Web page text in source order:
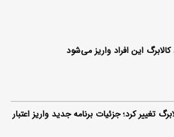
تغییر کرد؛ جزئیات برنامه جدید واریز اعتبار